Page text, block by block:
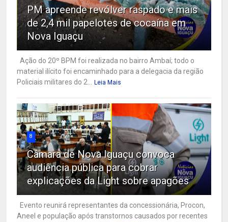
PM apreende revólver raspado e mais
de 2,4 mil papelotes de cocaína em
Nova Iguaçu
Ação do 20º BPM foi realizada no bairro Ambaí; todo o
material ilícito foi encaminhado para a delegacia da região
Policiais militares do 2...
Leia Mais
8
Câmara de Nova Iguaçu convoca
audiência pública para cobrar
explicações da Light sobre apagões
Evento reunirá representantes da concessionária, Procon,
Aneel e população após transtornos causados por recentes